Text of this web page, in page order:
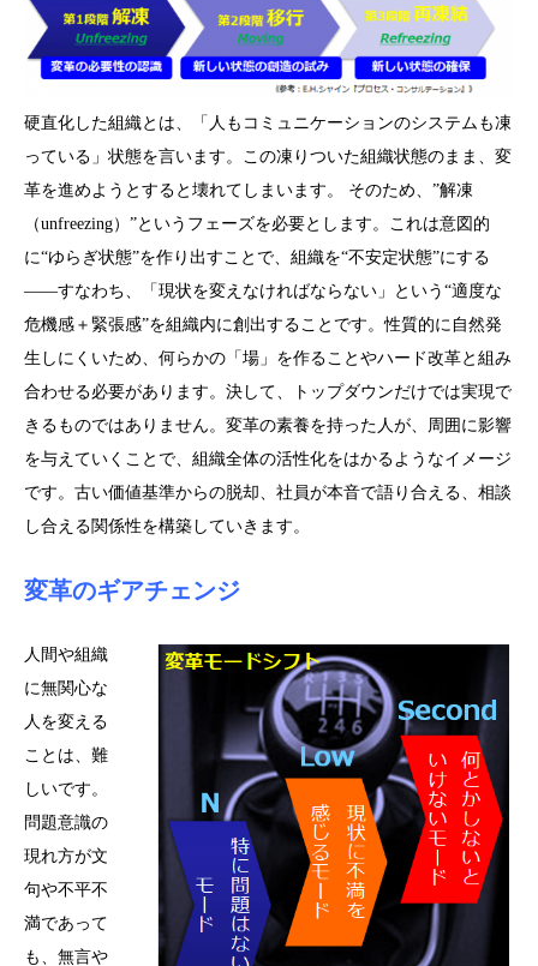
硬直化した組織とは、「人もコミュニケーションのシステムも凍
っている」状態を言います。この凍りついた組織状態のまま、変
革を進めようとすると壊れてしまいます。 そのため、”解凍
（unfreezing）”というフェーズを必要とします。これは意図的
に“ゆらぎ状態”を作り出すことで、組織を“不安定状態”にする
――すなわち、「現状を変えなければならない」という“適度な
危機感＋緊張感”を組織内に創出することです。性質的に自然発
生しにくいため、何らかの「場」を作ることやハード改革と組み
合わせる必要があります。決して、トップダウンだけでは実現で
きるものではありません。変革の素養を持った人が、周囲に影響
を与えていくことで、組織全体の活性化をはかるようなイメージ
です。古い価値基準からの脱却、社員が本音で語り合える、相談
し合える関係性を構築していきます。
変革のギアチェンジ
人間や組織
に無関心な
人を変える
ことは、難
しいです。
問題意識の
現れ方が文
句や不平不
満であって
も、無言や